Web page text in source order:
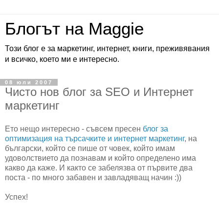
Блогът на Maggie
Този блог е за маркетинг, интернет, книги, преживявания
и всичко, което ми е интересно.
08 юли 2007
Чисто нов блог за SEO и Интернет
маркетинг
Ето нещо интересно - съвсем пресен блог за
оптимизация на търсачките и интернет маркетинг, на
български, който се пише от човек, който имам
удоволствието да познавам и който определено има
какво да каже. И както се забелязва от първите два
поста - по много забавен и завладяващ начин :))
Успех!